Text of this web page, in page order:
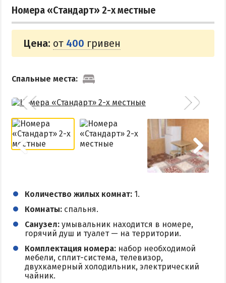
Номера «Стандарт» 2-х местные
Цена: от 400 гривен
Спальные места:
Количество жилых комнат: 1.
Комнаты: спальня.
Санузел: умывальник находится в номере,
горячий душ и туалет — на территории.
Комплектация номера: набор необходимой
мебели, сплит-система, телевизор,
двухкамерный холодильник, электрический
чайник.